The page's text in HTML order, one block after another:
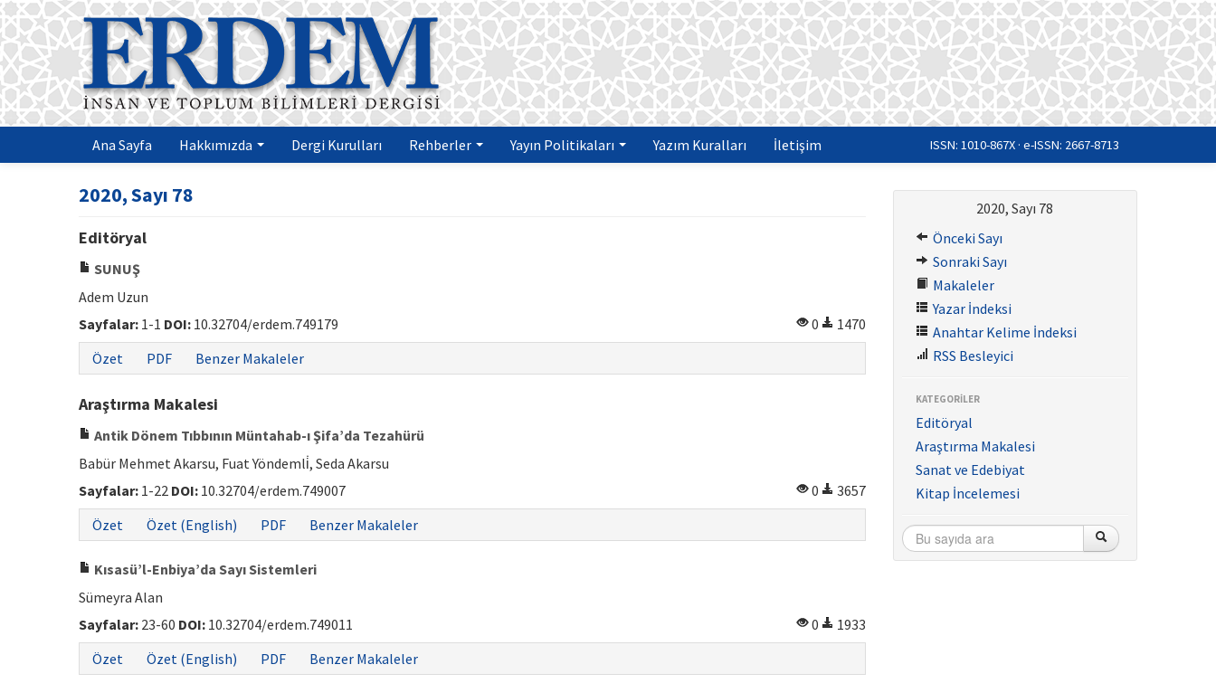
Ana Sayfa Hakkımızda Dergi Kurulları Rehberler Yayın Politikaları Yazım Kuralları İletişim ISSN: 1010-867X · e-ISSN: 2667-8713
2020, Sayı 78
Editöryal
SUNUŞ
Adem Uzun
Sayfalar: 1-1 DOI: 10.32704/erdem.749179 0
1470
Özet
PDF Benzer Makaleler
Araştırma Makalesi
Antik Dönem Tıbbının Müntahab-ı Şifa’da Tezahürü
Babür Mehmet Akarsu, Fuat Yöndemli̇, Seda Akarsu
Sayfalar: 1-22 DOI: 10.32704/erdem.749007 0
3657
Özet
Özet (English) PDF Benzer Makaleler
Kısasü’l-Enbiya’da Sayı Sistemleri
Sümeyra Alan
Sayfalar: 23-60 DOI: 10.32704/erdem.749011 0
1933
Özet
Özet (English) PDF Benzer Makaleler
2020, Sayı 78
Önceki Sayı
Sonraki Sayı
Makaleler
Yazar İndeksi
Anahtar Kelime İndeksi
RSS Besleyici
KATEGORİLER
Editöryal
Araştırma Makalesi
Sanat ve Edebiyat
Kitap İncelemesi